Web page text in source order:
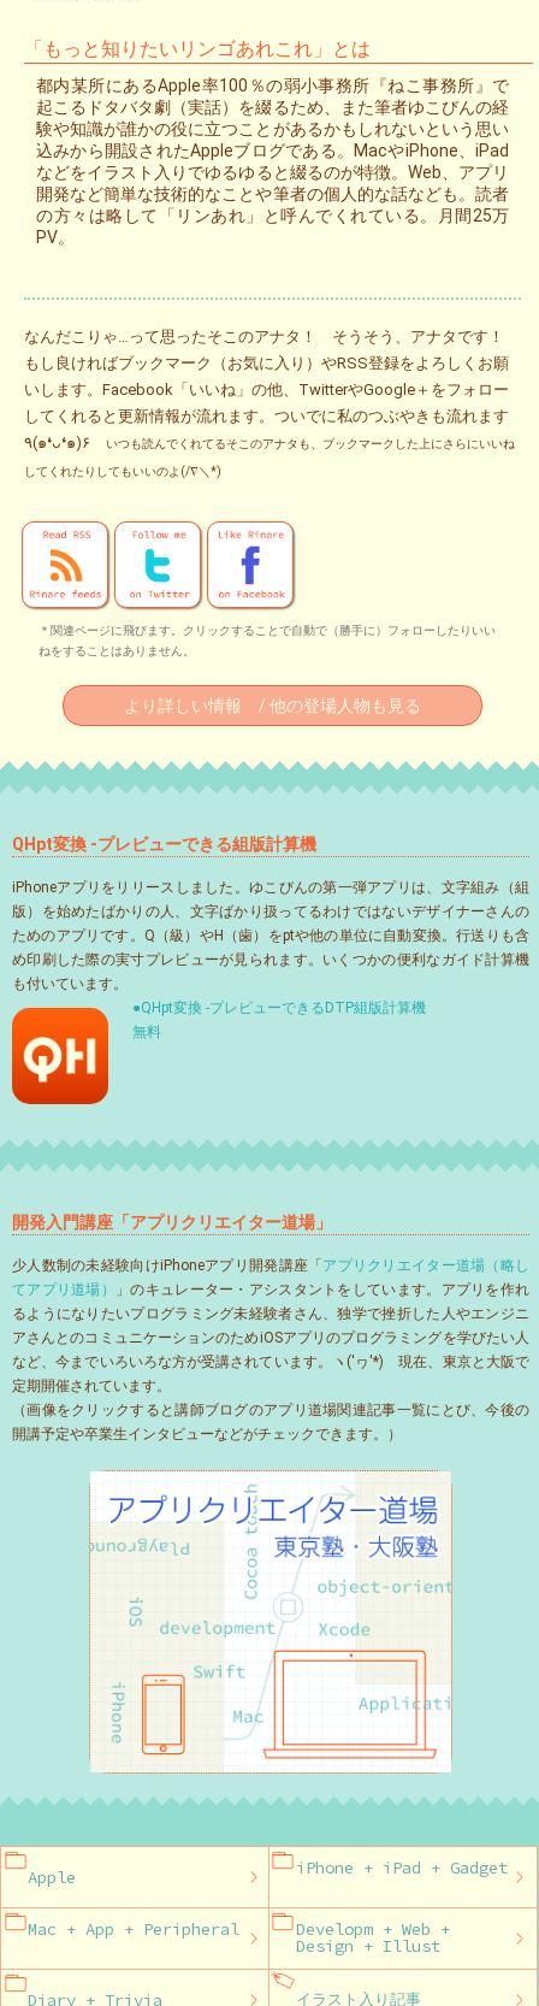
「もっと知りたいリンゴあれこれ」とは
都内某所にあるApple率100％の弱小事務所『ねこ事務所』で
起こるドタバタ劇（実話）を綴るため、また筆者ゆこびんの経
験や知識が誰かの役に立つことがあるかもしれないという思い
込みから開設されたAppleブログである。MacやiPhone、iPad
などをイラスト入りでゆるゆると綴るのが特徴。Web、アプリ
開発など簡単な技術的なことや筆者の個人的な話なども。読者
の方々は略して「リンあれ」と呼んでくれている。月間25万
PV。
なんだこりゃ…って思ったそこのアナタ！ そうそう、アナタです！
もし良ければブックマーク（お気に入り）やRSS登録をよろしくお願
いします。Facebook「いいね」の他、TwitterやGoogle＋をフォロー
してくれると更新情報が流れます。ついでに私のつぶやきも流れます
٩(๑❛ᴗ❛๑)۶
いつも読んでくれてるそこのアナタも、ブックマークした上にさらにいいね
してくれたりしてもいいのよ(/∇＼*)
＊関連ページに飛びます。クリックすることで自動で（勝手に）フォローしたりいい
ねをすることはありません。
より詳しい情報 / 他の登場人物も見る
QHpt変換 -プレビューできる組版計算機
iPhoneアプリをリリースしました。ゆこびんの第一弾アプリは、文字組み（組
版）を始めたばかりの人、文字ばかり扱ってるわけではないデザイナーさんの
ためのアプリです。Q（級）やH（歯）をptや他の単位に自動変換。行送りも含
め印刷した際の実寸プレビューが見られます。いくつかの便利なガイド計算機
も付いています。
●QHpt変換 -プレビューできるDTP組版計算機
無料
開発入門講座「アプリクリエイター道場」
少人数制の未経験向けiPhoneアプリ開発講座「 アプリクリエイター道場（略し
てアプリ道場）
」のキュレーター・アシスタントをしています。アプリを作れ
るようになりたいプログラミング未経験者さん、独学で挫折した人やエンジニ
アさんとのコミュニケーションのためiOSアプリのプログラミングを学びたい人
など、今までいろいろな方が受講されています。ヽ('ヮ'*)ゝ現在、東京と大阪で
定期開催されています。
（画像をクリックすると講師ブログのアプリ道場関連記事一覧にとび、今後の
開講予定や卒業生インタビューなどがチェックできます。）
Apple iPhone + iPad + Gadget
Mac + App + Peripheral Developm + Web +
Design + Illust
Diary + Trivia イラスト入り記事